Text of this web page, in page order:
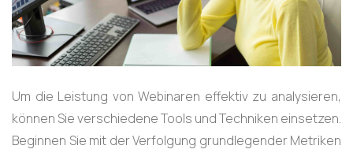
Um die Leistung von Webinaren effektiv zu analysieren,
können Sie verschiedene Tools und Techniken einsetzen.
Beginnen Sie mit der Verfolgung grundlegender Metriken